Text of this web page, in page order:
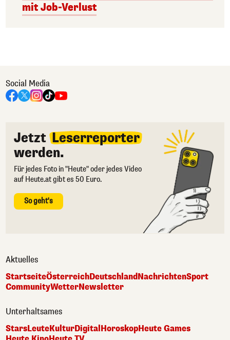
mit Job-Verlust
Social Media
Jetzt Leserreporter
werden.
Für jedes Foto in "Heute" oder jedes Video
auf Heute.at gibt es 50 Euro.
So geht's
Aktuelles
StartseiteÖsterreichDeutschlandNachrichtenSport
CommunityWetterNewsletter
Unterhaltsames
StarsLeuteKulturDigital HoroskopHeute Games